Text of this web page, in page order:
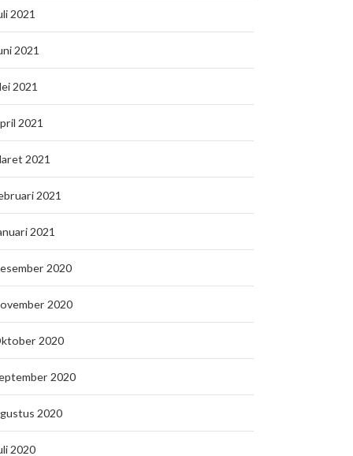
2021
2021
2021
2021
2021
2021
2021
2020
2020
2020
2020
2020
2020